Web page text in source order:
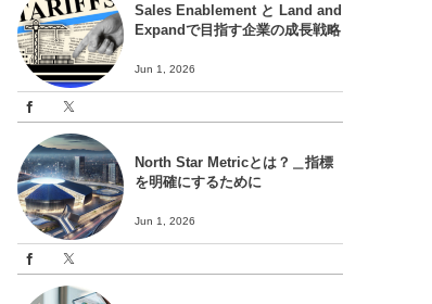
Sales Enablement と Land and
Expandで目指す企業の成長戦略
Jun 1, 2026
North Star Metricとは？＿指標
を明確にするために
Jun 1, 2026